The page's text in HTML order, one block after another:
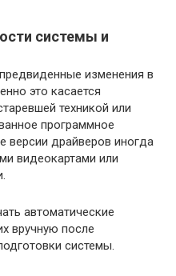
системы и
изменения в
это касается
техникой или
программное
версии драйверов иногда
видеокартами или
автоматические
вручную после
системы.